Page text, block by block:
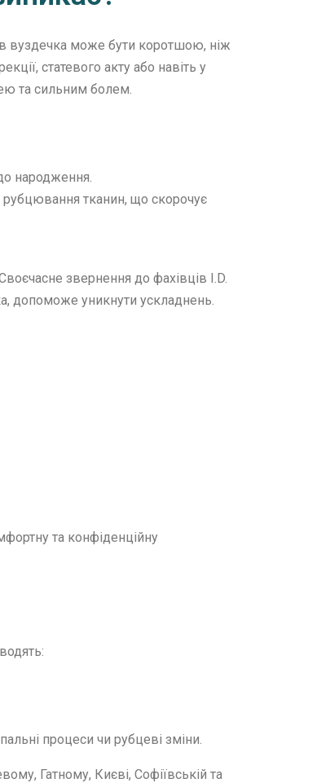
вуздечка може бути коротшою, ніж
статевого акту або навіть у
та сильним болем.
народження.
рубцювання тканин, що скорочує
звернення до фахівців I.D.
допоможе уникнути ускладнень.
та конфіденційну
процеси чи рубцеві зміни.
Гатному, Києві, Софіївській та